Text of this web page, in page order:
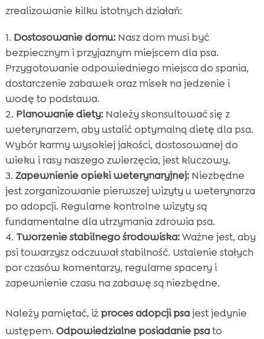
zrealizowanie kilku istotnych działań:
Dostosowanie domu:Nasz dom musi być
bezpiecznym i przyjaznym miejscem dla psa.
Przygotowanie odpowiedniego miejsca do spania,
dostarczenie zabawek oraz misek na jedzenie i
wodę to podstawa.
Planowanie diety:Należy skonsultować się z
weterynarzem, aby ustalić optymalną dietę dla psa.
Wybór karmy wysokiej jakości, dostosowanej do
wieku i rasy naszego zwierzęcia, jest kluczowy.
Zapewnienie opieki weterynaryjnej:Niezbędne
jest zorganizowanie pierwszej wizyty u weterynarza
po adopcji. Regularne kontrolne wizyty są
fundamentalne dla utrzymania zdrowia psa.
Tworzenie stabilnego środowiska:Ważne jest, aby
psi towarzysz odczuwał stabilność. Ustalenie stałych
por czasów komentarzy, regularne spacery i
zapewnienie czasu na zabawę są niezbędne.
Należy pamiętać, iżproces adopcji psajest jedynie
wstępem. Odpowiedzialne posiadanie psato